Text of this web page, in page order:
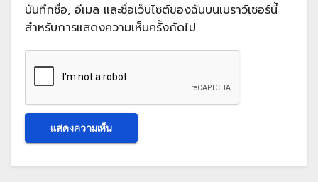
บันทึกชื่อ, อีเมล และชื่อเว็บไซต์ของฉันบนเบราว์เซอร์นี้
สำหรับการแสดงความเห็นครั้งถัดไป